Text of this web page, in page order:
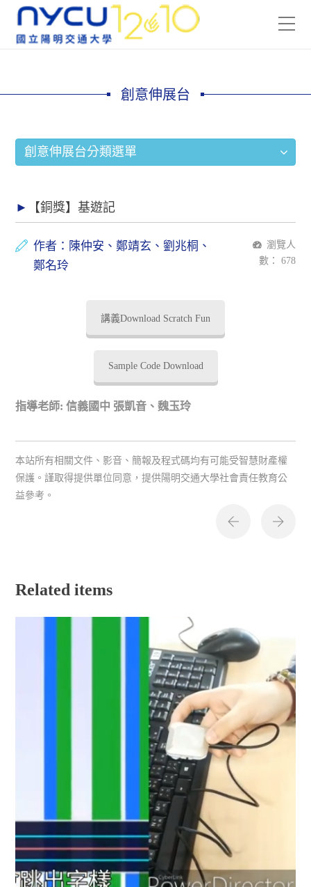
創意伸展台
創意伸展台分類選單
【銅獎】基遊記
作者：陳仲安、鄭靖玄、劉兆桐、
鄭名玲
瀏覽人
數： 678
講義Download Scratch Fun
Sample Code Download
指導老師: 信義國中 張凱音、魏玉玲
本站所有相關文件、影音、簡報及程式碼均有可能受智慧財產權
保護。謹取得提供單位同意，提供陽明交通大學社會責任教育公
益參考。
Related items